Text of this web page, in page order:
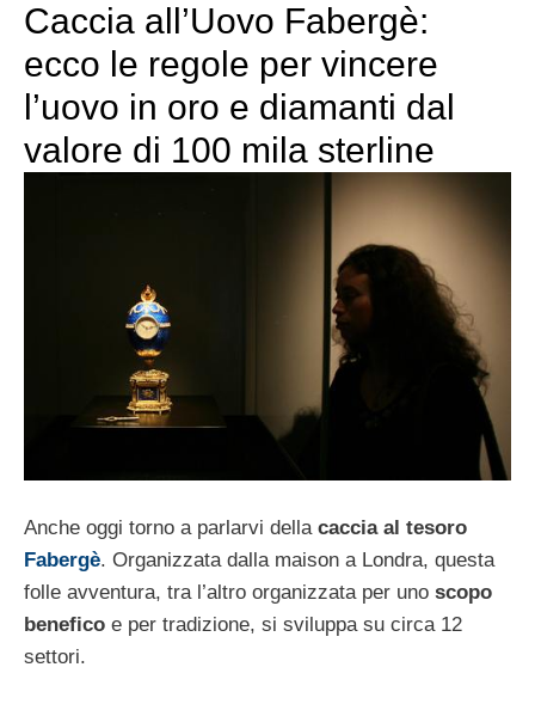
Caccia all’Uovo Fabergè:
ecco le regole per vincere
l’uovo in oro e diamanti dal
valore di 100 mila sterline
Anche oggi torno a parlarvi della caccia al tesoro
Fabergè. Organizzata dalla maison a Londra, questa
folle avventura, tra l’altro organizzata per uno scopo
benefico e per tradizione, si sviluppa su circa 12
settori.